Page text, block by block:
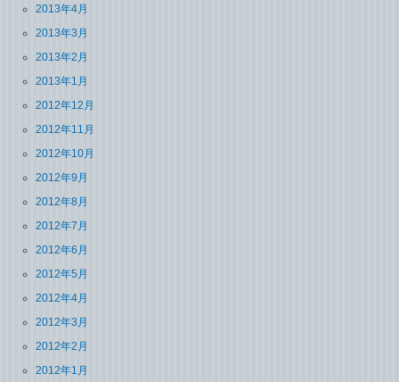
2013年4月
2013年3月
2013年2月
2013年1月
2012年12月
2012年11月
2012年10月
2012年9月
2012年8月
2012年7月
2012年6月
2012年5月
2012年4月
2012年3月
2012年2月
2012年1月